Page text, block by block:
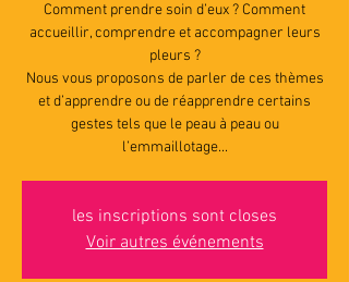
Comment prendre soin d’eux ? Comment
accueillir, comprendre et accompagner leurs
pleurs ?
Nous vous proposons de parler de ces thèmes
et d’apprendre ou de réapprendre certains
gestes tels que le peau à peau ou
l’emmaillotage...
les inscriptions sont closes
Voir autres événements